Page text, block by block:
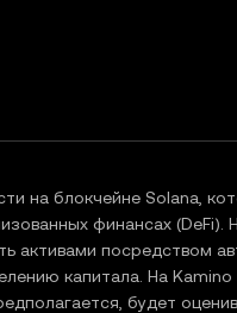
на блокчейне Solana,
финансах (DeFi).
активами посредством
капитала. На
будет